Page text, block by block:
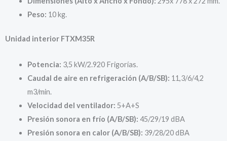
Peso: 10 kg.
Unidad interior FTXM35R
Potencia: 3,5 kW/2.920 Frigorías.
Caudal de aire en refrigeración (A/B/SB): 11,3/6/4,2
m3/min.
Velocidad del ventilador: 5+A+S
Presión sonora en frío (A/B/SB): 45/29/19 dBA
Presión sonora en calor (A/B/SB): 39/28/20 dBA